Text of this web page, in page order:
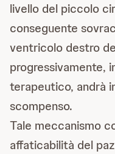
livello del piccolo
conseguente
ventricolo destro
progressivamente,
terapeutico, andrà
scompenso.
Tale meccanismo
affaticabilità del